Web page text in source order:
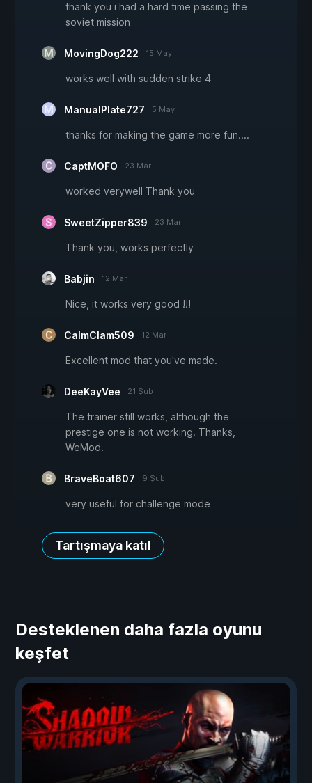
thank you i had a hard time passing the
soviet mission
MovingDog222 15 May
works well with sudden strike 4
ManualPlate727 5 May
thanks for making the game more fun....
CaptMOFO 23 Mar
worked verywell Thank you
SweetZipper839 23 Mar
Thank you, works perfectly
Babjin 12 Mar
Nice, it works very good !!!
CalmClam509 12 Mar
Excellent mod that you've made.
DeeKayVee 21 Şub
The trainer still works, although the
prestige one is not working. Thanks,
WeMod.
BraveBoat607 9 Şub
very useful for challenge mode
Tartışmaya katıl
Desteklenen daha fazla oyunu
keşfet